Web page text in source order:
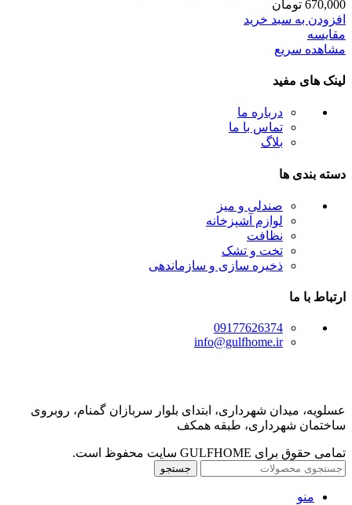
670,000 تومان
افزودن به سبد خرید
مقایسه
مشاهده سریع
لینک های مفید
درباره ما
تماس با ما
بلاگ
دسته بندی ها
صندلی و میز
لوازم آشپزخانه
نظافت
تخت و تشک
ذخیره سازی و سازماندهی
ارتباط با ما
09177626374
info@gulfhome.ir
عسلویه، میدان شهرداری، ابتدای بلوار سربازان گمنام، روبروی
ساختمان شهرداری، طبقه همکف
تمامی حقوق برای GULFHOME سایت محفوظ است.
جستجو
منو